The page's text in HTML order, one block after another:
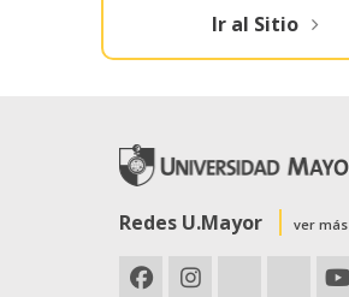
Ir al Sitio
Redes U.Mayor ver más